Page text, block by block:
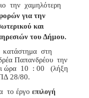
την χαμηλότερη
για την
και
του Δήμου.
κατάστημα στη
Παπανδρέου την
ώρα 10 : 00
(λήξη
28/80.
το έργο επιλογή